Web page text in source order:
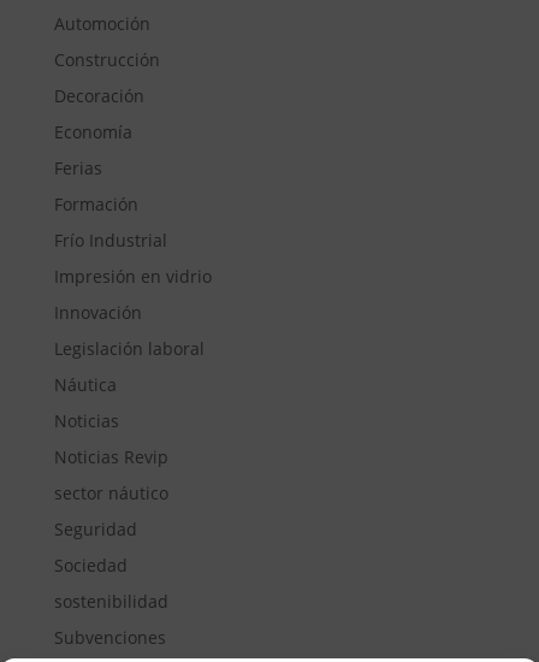
Automoción
Construcción
Decoración
Economía
Ferias
Formación
Frío Industrial
Impresión en vidrio
Innovación
Legislación laboral
Náutica
Noticias
Noticias Revip
sector náutico
Seguridad
Sociedad
sostenibilidad
Subvenciones